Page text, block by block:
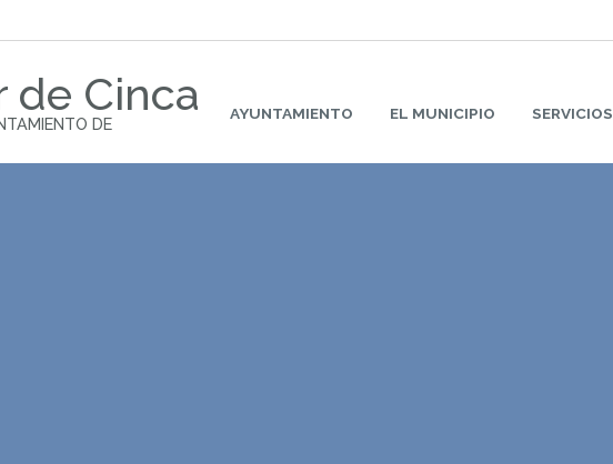
de Cinca
DE
AYUNTAMIENTO EL MUNICIPIO SERVICIOS